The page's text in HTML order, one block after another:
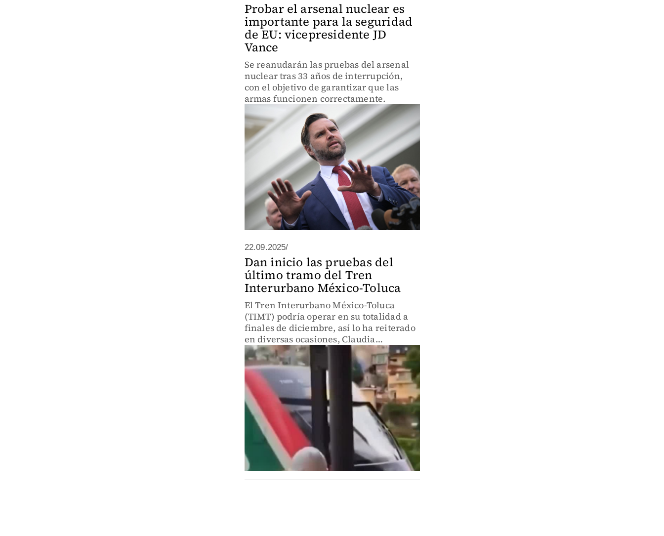
Probar el arsenal nuclear es
importante para la seguridad
de EU: vicepresidente JD
Vance
Se reanudarán las pruebas del arsenal
nuclear tras 33 años de interrupción,
con el objetivo de garantizar que las
armas funcionen correctamente.
22.09.2025/
Dan inicio las pruebas del
último tramo del Tren
Interurbano México-Toluca
El Tren Interurbano México-Toluca
(TIMT) podría operar en su totalidad a
finales de diciembre, así lo ha reiterado
en diversas ocasiones, Claudia
Sheinbaum.